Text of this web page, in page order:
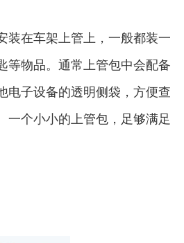
装在车架上管上，一般都装一
等物品。通常上管包中会配备
电子设备的透明侧袋，方便查
一个小小的上管包，足够满足